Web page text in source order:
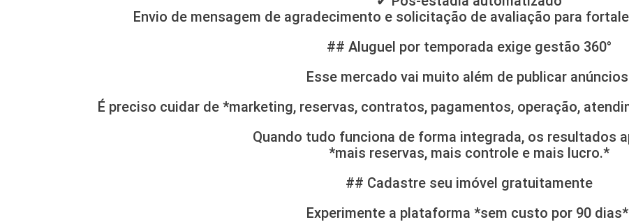
Envio de mensagem de agradecimento e solicitação de avaliação para
## Aluguel por temporada exige gestão 360°
Esse mercado vai muito além de publicar
É preciso cuidar de *marketing, reservas, contratos, pagamentos, operação,
Quando tudo funciona de forma integrada, os resultados
*mais reservas, mais controle e mais lucro.*
## Cadastre seu imóvel gratuitamente
Experimente a plataforma *sem custo por 90